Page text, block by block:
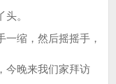
。
缩，然后摇摇手，
今晚来我们家拜访